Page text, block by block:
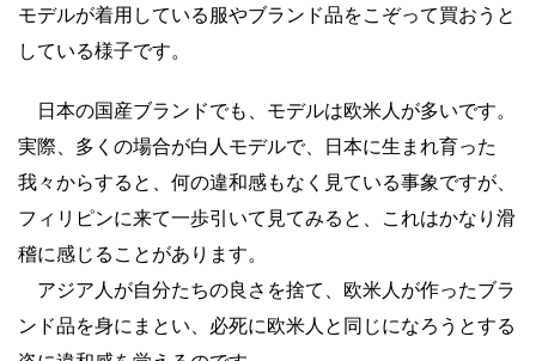
モデルが着用している服やブランド品をこぞって買おうと
している様子です。
日本の国産ブランドでも、モデルは欧米人が多いです。
実際、多くの場合が白人モデルで、日本に生まれ育った
我々からすると、何の違和感もなく見ている事象ですが、
フィリピンに来て一歩引いて見てみると、これはかなり滑
稽に感じることがあります。
アジア人が自分たちの良さを捨て、欧米人が作ったブラ
ンド品を身にまとい、必死に欧米人と同じになろうとする